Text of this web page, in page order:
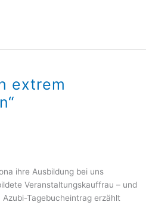
extrem
ihre Ausbildung bei uns
Veranstaltungskauffrau – und
Tagebucheintrag erzählt